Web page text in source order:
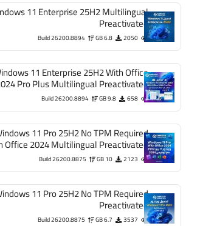
11 Enterprise 25H2 Multilingual
Preactivated
2050
6.8 GB
Build 26200.8894
11 Enterprise 25H2 With Office
Pro Plus Multilingual Preactivated
658
9.8 GB
Build 26200.8894
11 Pro 25H2 No TPM Required
Office 2024 Multilingual Preactivated
2123
10 GB
Build 26200.8875
11 Pro 25H2 No TPM Required
Preactivated
3537
6.7 GB
Build 26200.8875